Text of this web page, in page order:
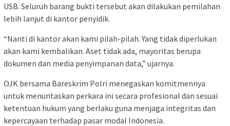
USB. Seluruh barang bukti tersebut akan dilakukan pemilahan
lebih lanjut di kantor penyidik.
“Nanti di kantor akan kami pilah-pilah. Yang tidak diperlukan
akan kami kembalikan. Aset tidak ada, mayoritas berupa
dokumen dan media penyimpanan data,” ujarnya.
OJK bersama Bareskrim Polri menegaskan komitmennya
untuk menuntaskan perkara ini secara profesional dan sesuai
ketentuan hukum yang berlaku guna menjaga integritas dan
kepercayaan terhadap pasar modal Indonesia.